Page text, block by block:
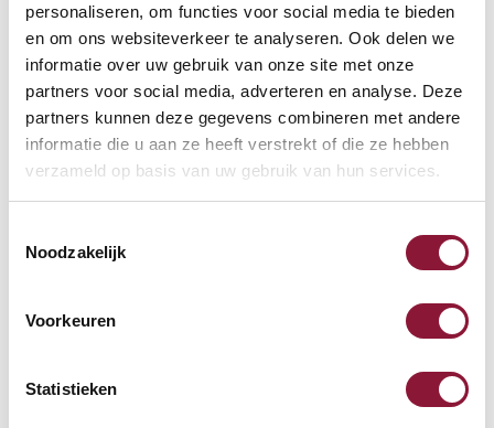
personaliseren, om functies voor social media te bieden
en om ons websiteverkeer te analyseren. Ook delen we
informatie over uw gebruik van onze site met onze
partners voor social media, adverteren en analyse. Deze
partners kunnen deze gegevens combineren met andere
informatie die u aan ze heeft verstrekt of die ze hebben
verzameld op basis van uw gebruik van hun services.
Noodzakelijk
Voorkeuren
Statistieken
FUSSRING ?
FUSSRING AUS POLIERTEM ALUMINIUM ?
Verfügbar